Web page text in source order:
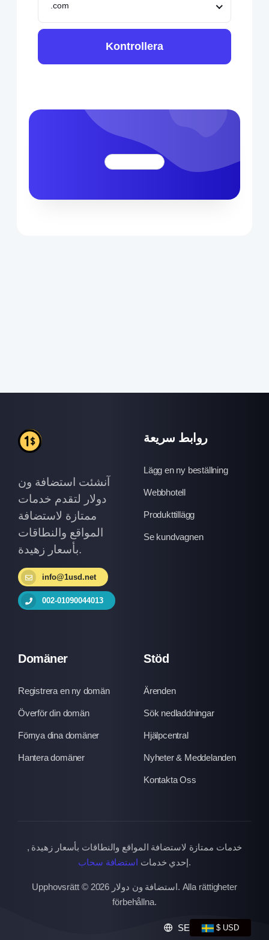
.com
Kontrollera
آنشئت استضافة ون
دولار لتقدم خدمات
ممتازة لاستضافة
المواقع والنطاقات
بأسعار زهيدة.
info@1usd.net
002-01090044013
روابط سريعة
Lägg en ny beställning
Webbhotell
Produkttillägg
Se kundvagnen
Domäner
Registrera en ny domän
Överför din domän
Förnya dina domäner
Hantera domäner
Stöd
Ärenden
Sök nedladdningar
Hjälpcentral
Nyheter & Meddelanden
Kontakta Oss
خدمات ممتازة لاستضافة المواقع والنطاقات بأسعار زهيدة ,
إحدي خدمات استضافة سحاب .
Upphovsrätt © 2026 استضافة ون دولار. Alla rättigheter
förbehållna.
SE $ USD